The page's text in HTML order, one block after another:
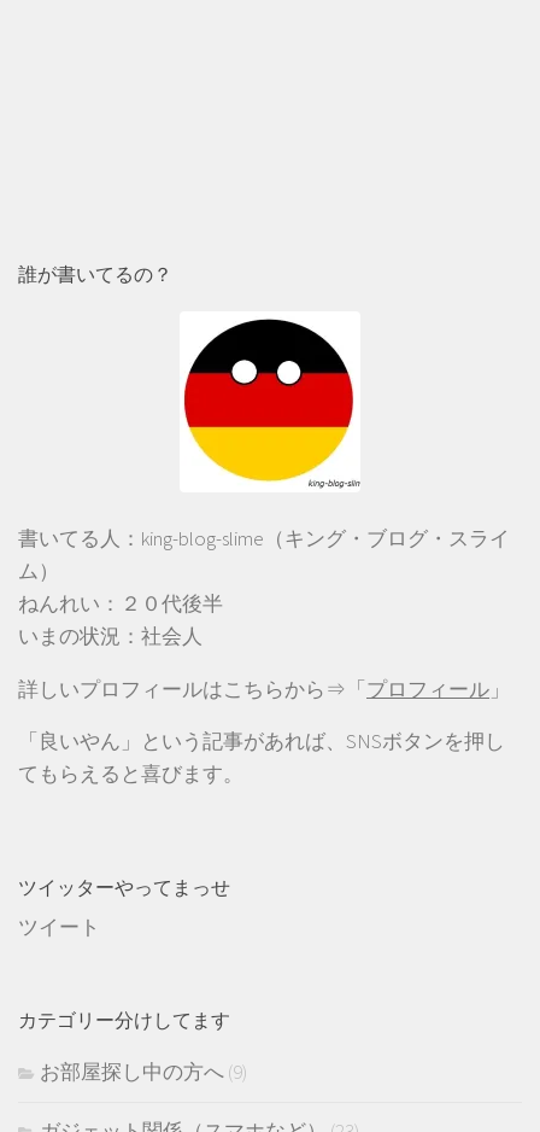
誰が書いてるの？
書いてる人：king-blog-slime（キング・ブログ・スライ
ム）
ねんれい：２０代後半
いまの状況：社会人
詳しいプロフィールはこちらから⇒「プロフィール 」
「良いやん」という記事があれば、SNSボタンを押し
てもらえると喜びます。
ツイッターやってまっせ
ツイート
カテゴリー分けしてます
お部屋探し中の方へ(9)